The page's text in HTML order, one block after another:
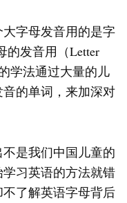
字母发音用的是字
的发音用（Letter
学法通过大量的儿
的单词，来加深对
是我们中国儿童的
习英语的方法就错
了解英语字母背后